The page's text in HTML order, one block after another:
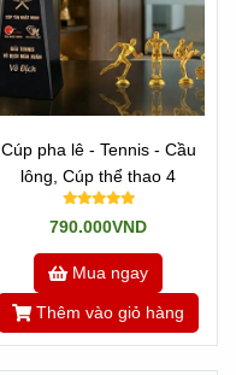
Cúp pha lê - Tennis - Cầu
lông, Cúp thể thao 4
790.000VND
Mua ngay
Thêm vào giỏ hàng